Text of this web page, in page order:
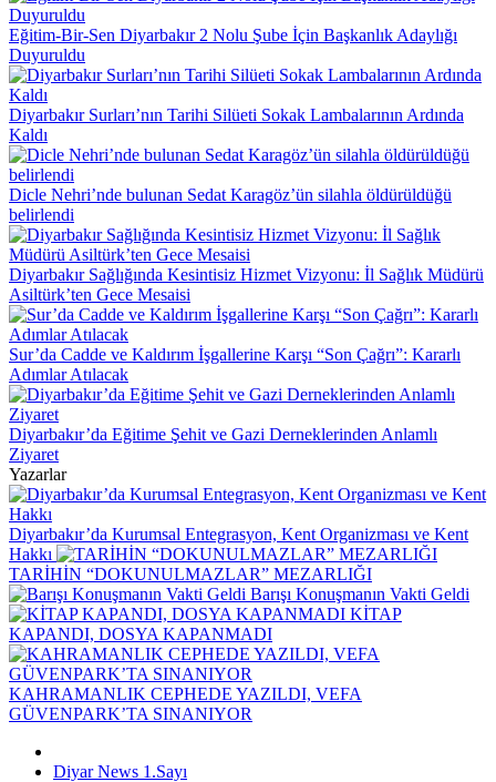
Eğitim-Bir-Sen Diyarbakır 2 Nolu Şube İçin Başkanlık Adaylığı
Duyuruldu
Diyarbakır Surları’nın Tarihi Silüeti Sokak Lambalarının Ardında
Kaldı
Dicle Nehri’nde bulunan Sedat Karagöz’ün silahla öldürüldüğü
belirlendi
Diyarbakır Sağlığında Kesintisiz Hizmet Vizyonu: İl Sağlık Müdürü
Asiltürk’ten Gece Mesaisi
Sur’da Cadde ve Kaldırım İşgallerine Karşı “Son Çağrı”: Kararlı
Adımlar Atılacak
Diyarbakır’da Eğitime Şehit ve Gazi Derneklerinden Anlamlı
Ziyaret
Yazarlar
Diyarbakır’da Kurumsal Entegrasyon, Kent Organizması ve Kent
Hakkı
TARİHİN “DOKUNULMAZLAR” MEZARLIĞI
Barışı Konuşmanın Vakti Geldi
KİTAP
KAPANDI, DOSYA KAPANMADI
KAHRAMANLIK CEPHEDE YAZILDI, VEFA
GÜVENPARK’TA SINANIYOR
Diyar News 1.Sayı